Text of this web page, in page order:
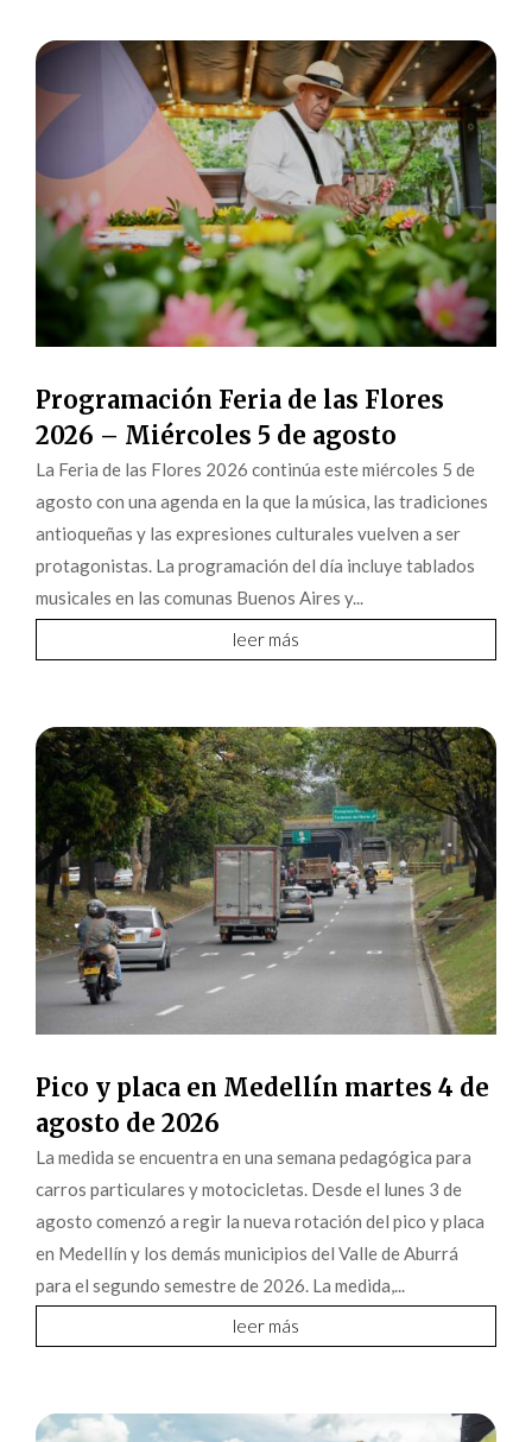
Programación Feria de las Flores
2026 – Miércoles 5 de agosto
La Feria de las Flores 2026 continúa este miércoles 5 de
agosto con una agenda en la que la música, las tradiciones
antioqueñas y las expresiones culturales vuelven a ser
protagonistas. La programación del día incluye tablados
musicales en las comunas Buenos Aires y...
leer más
Pico y placa en Medellín martes 4 de
agosto de 2026
La medida se encuentra en una semana pedagógica para
carros particulares y motocicletas. Desde el lunes 3 de
agosto comenzó a regir la nueva rotación del pico y placa
en Medellín y los demás municipios del Valle de Aburrá
para el segundo semestre de 2026. La medida,...
leer más